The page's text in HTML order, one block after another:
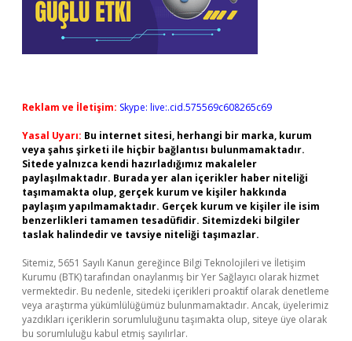
Reklam ve İletişim: Skype: live:.cid.575569c608265c69
Yasal Uyarı: Bu internet sitesi, herhangi bir marka, kurum
veya şahıs şirketi ile hiçbir bağlantısı bulunmamaktadır.
Sitede yalnızca kendi hazırladığımız makaleler
paylaşılmaktadır. Burada yer alan içerikler haber niteliği
taşımamakta olup, gerçek kurum ve kişiler hakkında
paylaşım yapılmamaktadır. Gerçek kurum ve kişiler ile isim
benzerlikleri tamamen tesadüfidir. Sitemizdeki bilgiler
taslak halindedir ve tavsiye niteliği taşımazlar.
Sitemiz, 5651 Sayılı Kanun gereğince Bilgi Teknolojileri ve İletişim
Kurumu (BTK) tarafından onaylanmış bir Yer Sağlayıcı olarak hizmet
vermektedir. Bu nedenle, sitedeki içerikleri proaktif olarak denetleme
veya araştırma yükümlülüğümüz bulunmamaktadır. Ancak, üyelerimiz
yazdıkları içeriklerin sorumluluğunu taşımakta olup, siteye üye olarak
bu sorumluluğu kabul etmiş sayılırlar.